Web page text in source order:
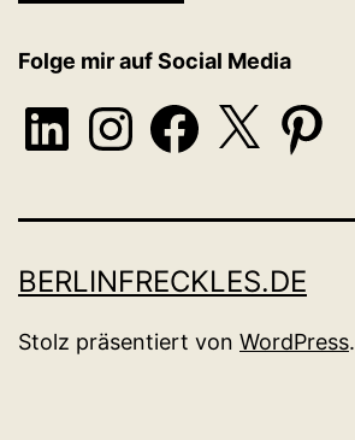
Folge mir auf Social Media
LinkedInInstagramFacebook
X Pinterest
BERLINFRECKLES.DE
Stolz präsentiert von WordPress.